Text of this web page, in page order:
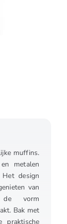
muffins.
metalen
design
van
de vorm
Bak met
praktische